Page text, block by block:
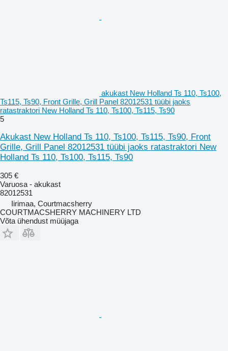
akukast New Holland Ts 110, Ts100,
Ts115, Ts90, Front Grille, Grill Panel 82012531 tüübi jaoks
ratastraktori New Holland Ts 110, Ts100, Ts115, Ts90
5
Akukast New Holland Ts 110, Ts100, Ts115, Ts90, Front
Grille, Grill Panel 82012531 tüübi jaoks ratastraktori New
Holland Ts 110, Ts100, Ts115, Ts90
305 €
Varuosa - akukast
82012531
Iirimaa, Courtmacsherry
COURTMACSHERRY MACHINERY LTD
Võta ühendust müüjaga